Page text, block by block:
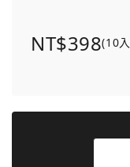
NT$398(10